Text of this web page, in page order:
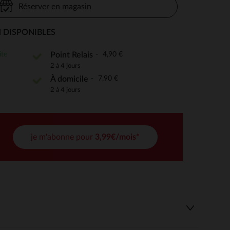
de confidentialité, en garantissant la conformité avec
Réserver en magasin
Point Relais 4,90 €
2 à 4 jours
À domicile 7,90 €
2 à 4 jours
je m'abonne pour 3,99€/mois*